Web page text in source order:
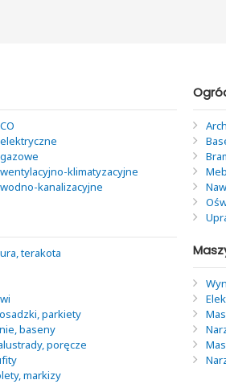
klimatyzacyjne
kanalizacyjne
terakota
parkiety
baseny
poręcze
markizy